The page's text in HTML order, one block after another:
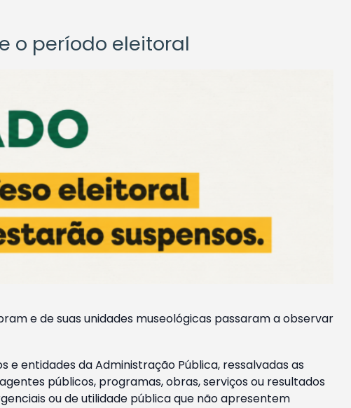
o período eleitoral
e de suas unidades museológicas passaram a observar
e entidades da Administração Pública, ressalvadas as
públicos, programas, obras, serviços ou resultados
ou de utilidade pública que não apresentem